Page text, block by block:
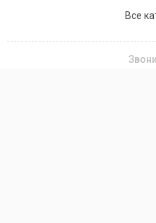
Все